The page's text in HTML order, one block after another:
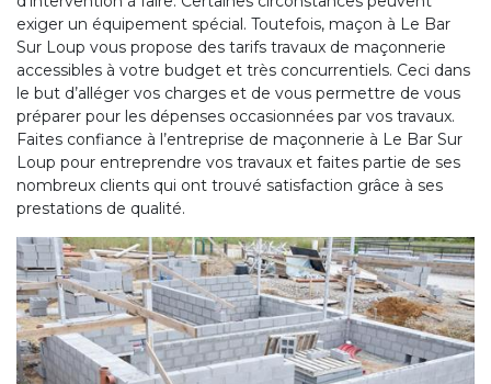
exiger un équipement spécial. Toutefois, maçon à Le Bar
Sur Loup vous propose des tarifs travaux de maçonnerie
accessibles à votre budget et très concurrentiels. Ceci dans
le but d’alléger vos charges et de vous permettre de vous
préparer pour les dépenses occasionnées par vos travaux.
Faites confiance à l’entreprise de maçonnerie à Le Bar Sur
Loup pour entreprendre vos travaux et faites partie de ses
nombreux clients qui ont trouvé satisfaction grâce à ses
prestations de qualité.